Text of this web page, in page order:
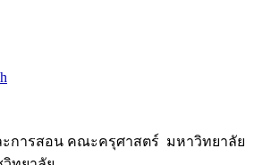
การสอน คณะครุศาสตร์ มหาวิทยาลัย